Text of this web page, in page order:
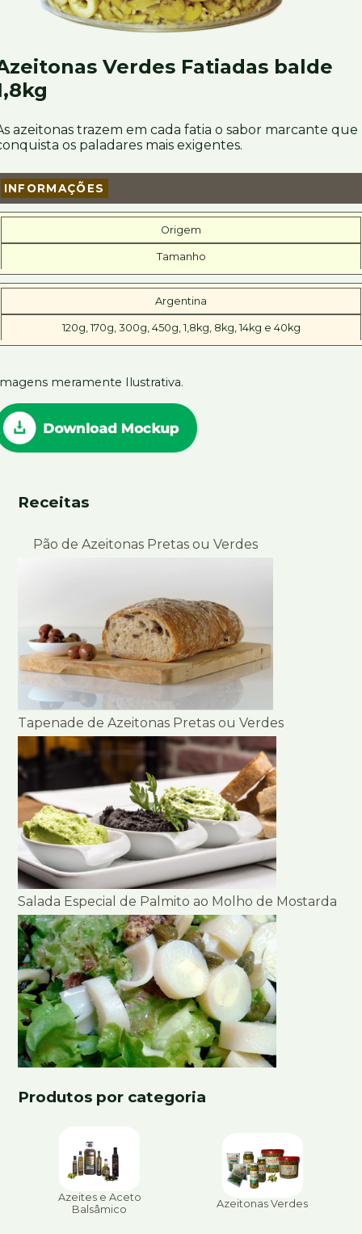
Verdes Fatiadas balde
azeitonas trazem em cada fatia o sabor marcante que
os paladares mais exigentes.
INFORMAÇÕES
Origem
Tamanho
Argentina
120g, 170g, 300g, 450g, 1,8kg, 8kg, 14kg e 40kg
meramente Ilustrativa.
Receitas
Pão de Azeitonas Pretas ou Verdes
Tapenade de Azeitonas Pretas ou Verdes
Salada Especial de Palmito ao Molho de Mostarda
Produtos por categoria
Azeites e Aceto
Balsâmico
Azeitonas Verdes